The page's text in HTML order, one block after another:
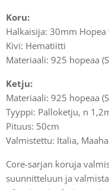
Koru:
Halkaisija: 30mm Hopea
Kivi: Hematiitti
Materiaali: 925 hopeaa
Ketju:
Materiaali: 925 hopeaa
Tyyppi: Palloketju, n
Pituus: 50cm
Valmistettu: Italia,
Core-sarjan koruja
suunnitteluun ja